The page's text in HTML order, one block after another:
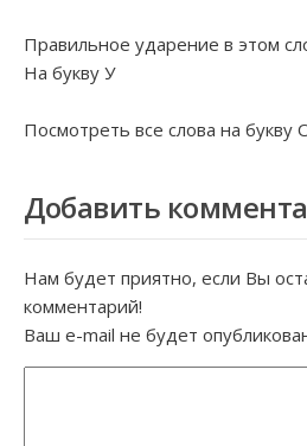
Правильное ударение в этом
На букву У
Посмотреть все слова на букву
Добавить
Нам будет приятно, если Вы
комментарий!
Ваш e-mail не будет